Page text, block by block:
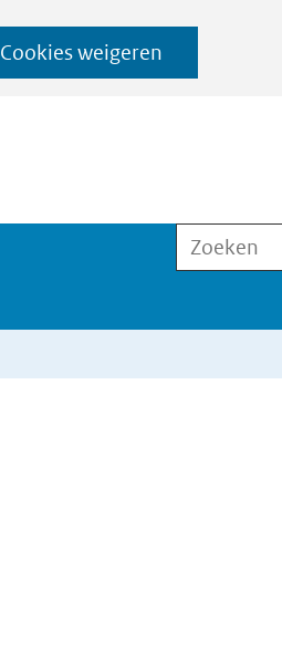
Cookies weigeren
Zoeken